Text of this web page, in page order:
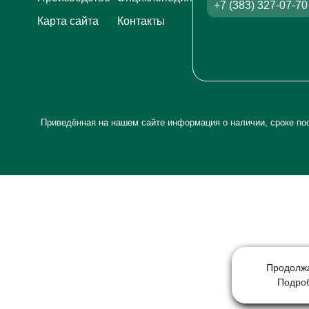
Карта сайта
Контакты
+7 (383) 327-07-70
Приведённая на нашем сайте информация о наличии, сроке